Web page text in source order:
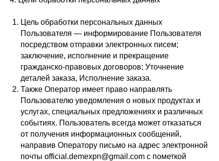
Цель обработки персональных данных
Пользователя — информирование Пользователя
посредством отправки электронных писем;
заключение, исполнение и прекращение
гражданско-правовых договоров; Уточнение
деталей заказа, Исполнение заказа.
Также Оператор имеет право направлять
Пользователю уведомления о новых продуктах и
услугах, специальных предложениях и различных
событиях. Пользователь всегда может отказаться
от получения информационных сообщений,
направив Оператору письмо на адрес электронной
почты official.demexpn@gmail.com с пометкой